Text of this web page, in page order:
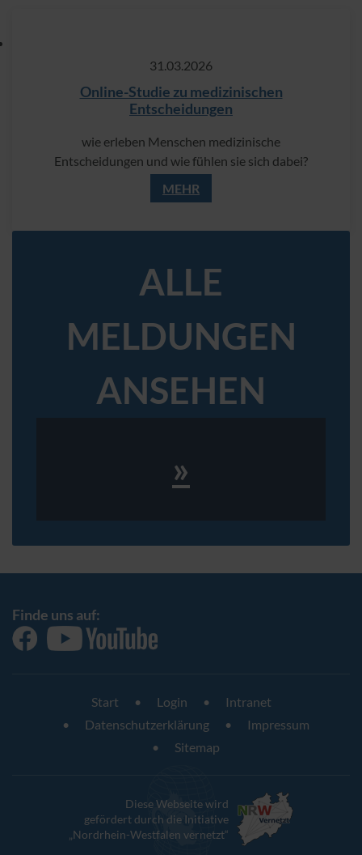
31.​03.​2026
Online-Studie zu medizinischen
Entscheidungen
wie erleben Menschen medizinische
Entscheidungen und wie fühlen sie sich dabei?
MEHR
ALLE
MELDUNGEN
ANSEHEN
»
Finde uns auf:
Start Login
Intranet
Datenschutzerklärung
Impressum
Sitemap
Diese Webseite wird
gefördert durch die Initiative
„Nordrhein-Westfalen vernetzt“